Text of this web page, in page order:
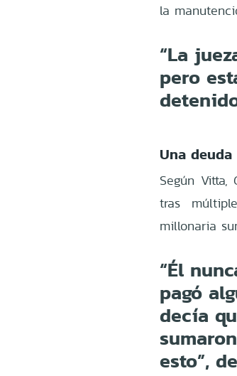
la
“La
pero
Una
Según
tras
millonaria
“Él
pagó
decía
esto”,